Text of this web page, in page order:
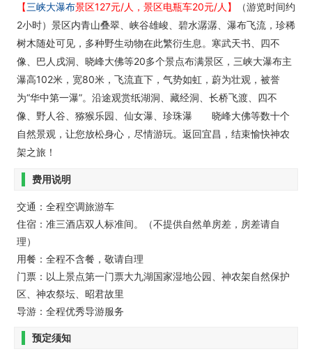
【三峡大瀑布景区127元/人，景区电瓶车20元/人】
（游览时间约
2小时）景区内青山叠翠、峡谷雄峻、碧水潺潺、瀑布飞流，珍稀
树木随处可见，多种野生动物在此繁衍生息。寒武天书、四不
像、巴人戌洞、晓峰大佛等20多个景点布满景区，三峡大瀑布主
瀑高102米，宽80米，飞流直下，气势如虹，蔚为壮观，被誉
为“华中第一瀑”。沿途观赏纸湖洞、藏经洞、长桥飞渡、四不
像、野人谷、猕猴乐园、仙女瀑、珍珠瀑 晓峰大佛等数十个
自然景观，让您放松身心，尽情游玩。返回宜昌，结束愉快神农
架之旅！
费用说明
交通：全程空调旅游车
住宿：准三酒店双人标准间。（不提供自然单房差，房差请自
理）
用餐：全程不含餐，敬请自理
门票：以上景点第一门票大九湖国家湿地公园、神农架自然保护
区、神农祭坛、昭君故里
导游：全程优秀导游服务
预定须知